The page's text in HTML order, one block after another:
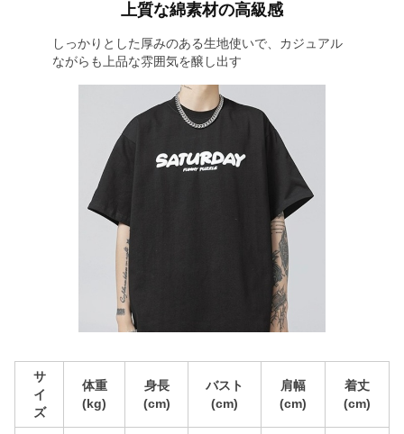
上質な綿素材の高級感
しっかりとした厚みのある生地使いで、カジュアル
ながらも上品な雰囲気を醸し出す
サ
イ
ズ
体重
(kg)
身長
(cm)
バスト
(cm)
肩幅
(cm)
着丈
(cm)